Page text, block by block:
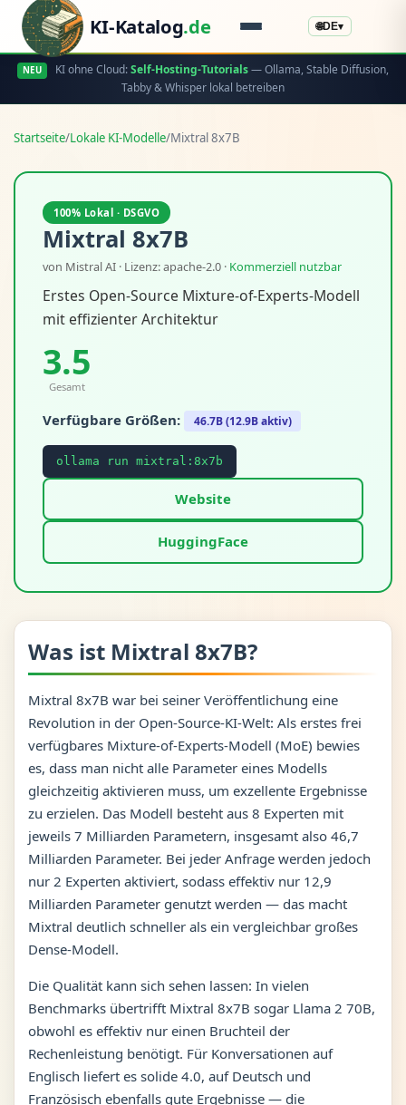
KI-Katalog.de 🌐DE▾
NEU KI ohne Cloud:Self-Hosting-Tutorials— Ollama, Stable Diffusion,
Tabby & Whisper lokal betreiben
Startseite/Lokale KI-Modelle/Mixtral 8x7B
100% Lokal · DSGVO
Mixtral 8x7B
von Mistral AI · Lizenz: apache-2.0 · Kommerziell nutzbar
Erstes Open-Source Mixture-of-Experts-Modell
mit effizienter Architektur
3.5
Gesamt
Verfügbare Größen: 46.7B (12.9B aktiv)
ollama run mixtral:8x7b
Website
HuggingFace
Was ist Mixtral 8x7B?
Mixtral 8x7B war bei seiner Veröffentlichung eine
Revolution in der Open-Source-KI-Welt: Als erstes frei
verfügbares Mixture-of-Experts-Modell (MoE) bewies
es, dass man nicht alle Parameter eines Modells
gleichzeitig aktivieren muss, um exzellente Ergebnisse
zu erzielen. Das Modell besteht aus 8 Experten mit
jeweils 7 Milliarden Parametern, insgesamt also 46,7
Milliarden Parameter. Bei jeder Anfrage werden jedoch
nur 2 Experten aktiviert, sodass effektiv nur 12,9
Milliarden Parameter genutzt werden — das macht
Mixtral deutlich schneller als ein vergleichbar großes
Dense-Modell.
Die Qualität kann sich sehen lassen: In vielen
Benchmarks übertrifft Mixtral 8x7B sogar Llama 2 70B,
obwohl es effektiv nur einen Bruchteil der
Rechenleistung benötigt. Für Konversationen auf
Englisch liefert es solide 4.0, auf Deutsch und
Französisch ebenfalls gute Ergebnisse — die